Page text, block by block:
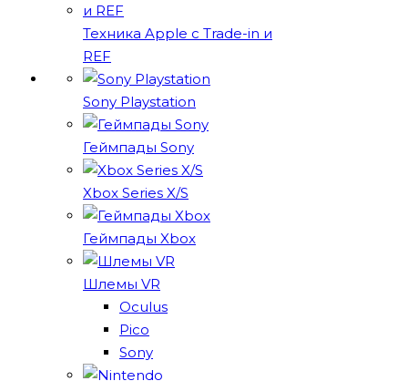
Техника Apple с Trade-in и
REF
Sony Playstation
Геймпады Sony
Xbox Series X/S
Геймпады Xbox
Шлемы VR
Oculus
Pico
Sony